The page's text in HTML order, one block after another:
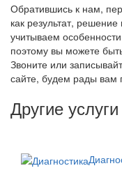
Обратившись к нам,
как результат,
учитываем
поэтому вы можете
Звоните или
сайте, будем рады вам
Другие услуги